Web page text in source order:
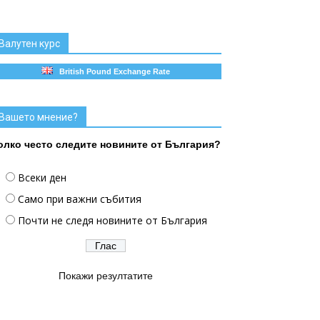
курс
British Pound Exchange Rate
мнение?
често следите новините от България?
Всеки ден
Само при важни събития
Почти не следя новините от България
Покажи резултатите